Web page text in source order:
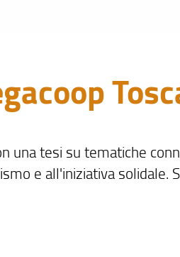
una tesi su tematiche
e all'iniziativa solidale.